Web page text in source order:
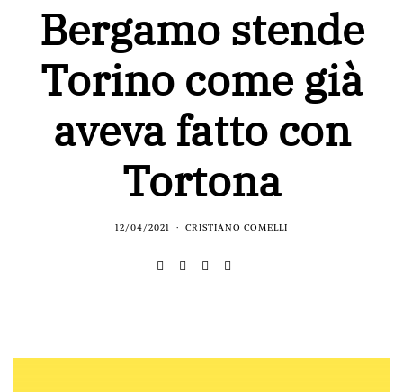
Bergamo stende
Torino come già
aveva fatto con
Tortona
12/04/2021 CRISTIANO COMELLI